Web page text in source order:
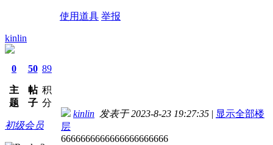
使用道具 举报
kinlin
0
主
题
50
帖
子
89
积
分
初级会员
kinlin 发表于 2023-8-23 19:27:35 | 显示全部楼
层
6666666666666666666666